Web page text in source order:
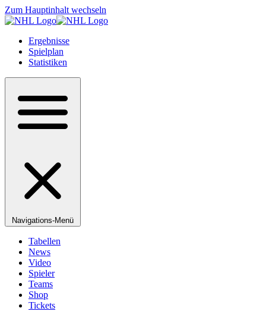
Zum Hauptinhalt wechseln
Ergebnisse
Spielplan
Statistiken
Navigations-Menü
Tabellen
News
Video
Spieler
Teams
Shop
Tickets